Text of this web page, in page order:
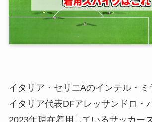
イタリア・セリエAのインテル・ミ
イタリア代表DFアレッサンドロ・
2023年現在着用しているサッカー